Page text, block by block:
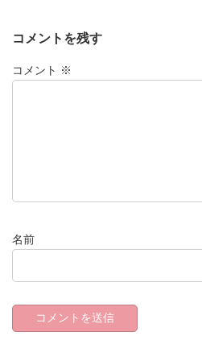
コメントを残す
コメント ※
名前